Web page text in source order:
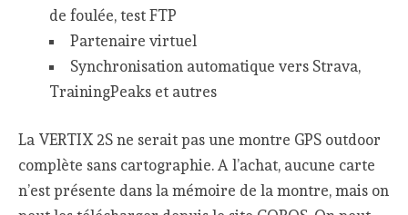
de foulée, test FTP
Partenaire virtuel
Synchronisation automatique vers Strava,
TrainingPeaks et autres
La VERTIX 2S ne serait pas une montre GPS outdoor
complète sans cartographie. A l’achat, aucune carte
n’est présente dans la mémoire de la montre, mais on